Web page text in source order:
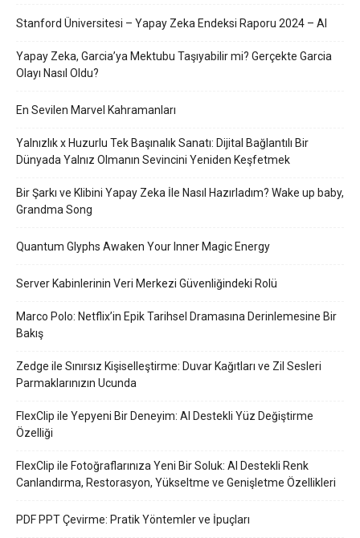
Stanford Üniversitesi – Yapay Zeka Endeksi Raporu 2024 – AI
Yapay Zeka, Garcia’ya Mektubu Taşıyabilir mi? Gerçekte Garcia
Olayı Nasıl Oldu?
En Sevilen Marvel Kahramanları
Yalnızlık x Huzurlu Tek Başınalık Sanatı: Dijital Bağlantılı Bir
Dünyada Yalnız Olmanın Sevincini Yeniden Keşfetmek
Bir Şarkı ve Klibini Yapay Zeka İle Nasıl Hazırladım? Wake up baby,
Grandma Song
Quantum Glyphs Awaken Your Inner Magic Energy
Server Kabinlerinin Veri Merkezi Güvenliğindeki Rolü
Marco Polo: Netflix’in Epik Tarihsel Dramasına Derinlemesine Bir
Bakış
Zedge ile Sınırsız Kişiselleştirme: Duvar Kağıtları ve Zil Sesleri
Parmaklarınızın Ucunda
FlexClip ile Yepyeni Bir Deneyim: AI Destekli Yüz Değiştirme
Özelliği
FlexClip ile Fotoğraflarınıza Yeni Bir Soluk: AI Destekli Renk
Canlandırma, Restorasyon, Yükseltme ve Genişletme Özellikleri
PDF PPT Çevirme: Pratik Yöntemler ve İpuçları